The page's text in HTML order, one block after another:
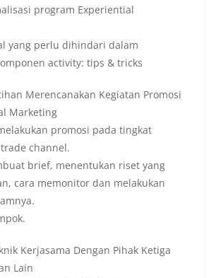
program Experiential
yang perlu dihindari dalam
activity: tips & tricks
Merencanakan Kegiatan Promosi
Marketing
promosi pada tingkat
channel.
brief, menentukan riset yang
cara memonitor dan melakukan
Kerjasama Dengan Pihak Ketiga
Lain